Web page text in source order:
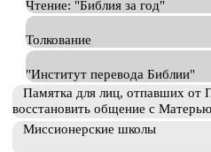
Чтение: "Библия за год"
Толкование
"Институт перевода Библии"
Памятка для лиц, отпавших от
восстановить общение с
Миссионерские школы